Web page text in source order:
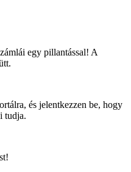
egy pillantással! A
és jelentkezzen be, hogy
tudja.